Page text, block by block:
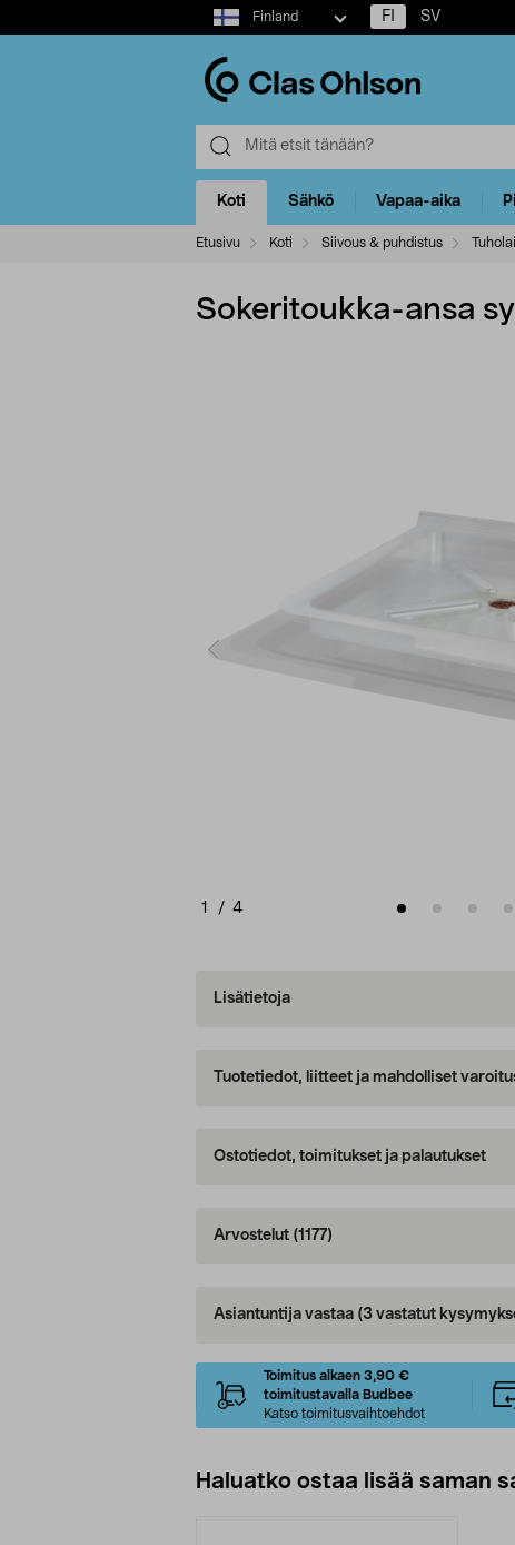
Select
market
Finland FI SV
Koti Sähkö Vapaa-aika
Etusivu Koti Siivous & puhdistus
Sokeritoukka-ansa
1 / 4
Lisätietoja
Tuotetiedot, liitteet ja mahdolliset
Ostotiedot, toimitukset ja palautukset
Arvostelut (1177)
Asiantuntija vastaa (3 vastatut
Toimitus alkaen 3,90 €
toimitustavalla Budbee
Katso toimitusvaihtoehdot
Haluatko ostaa lisää saman